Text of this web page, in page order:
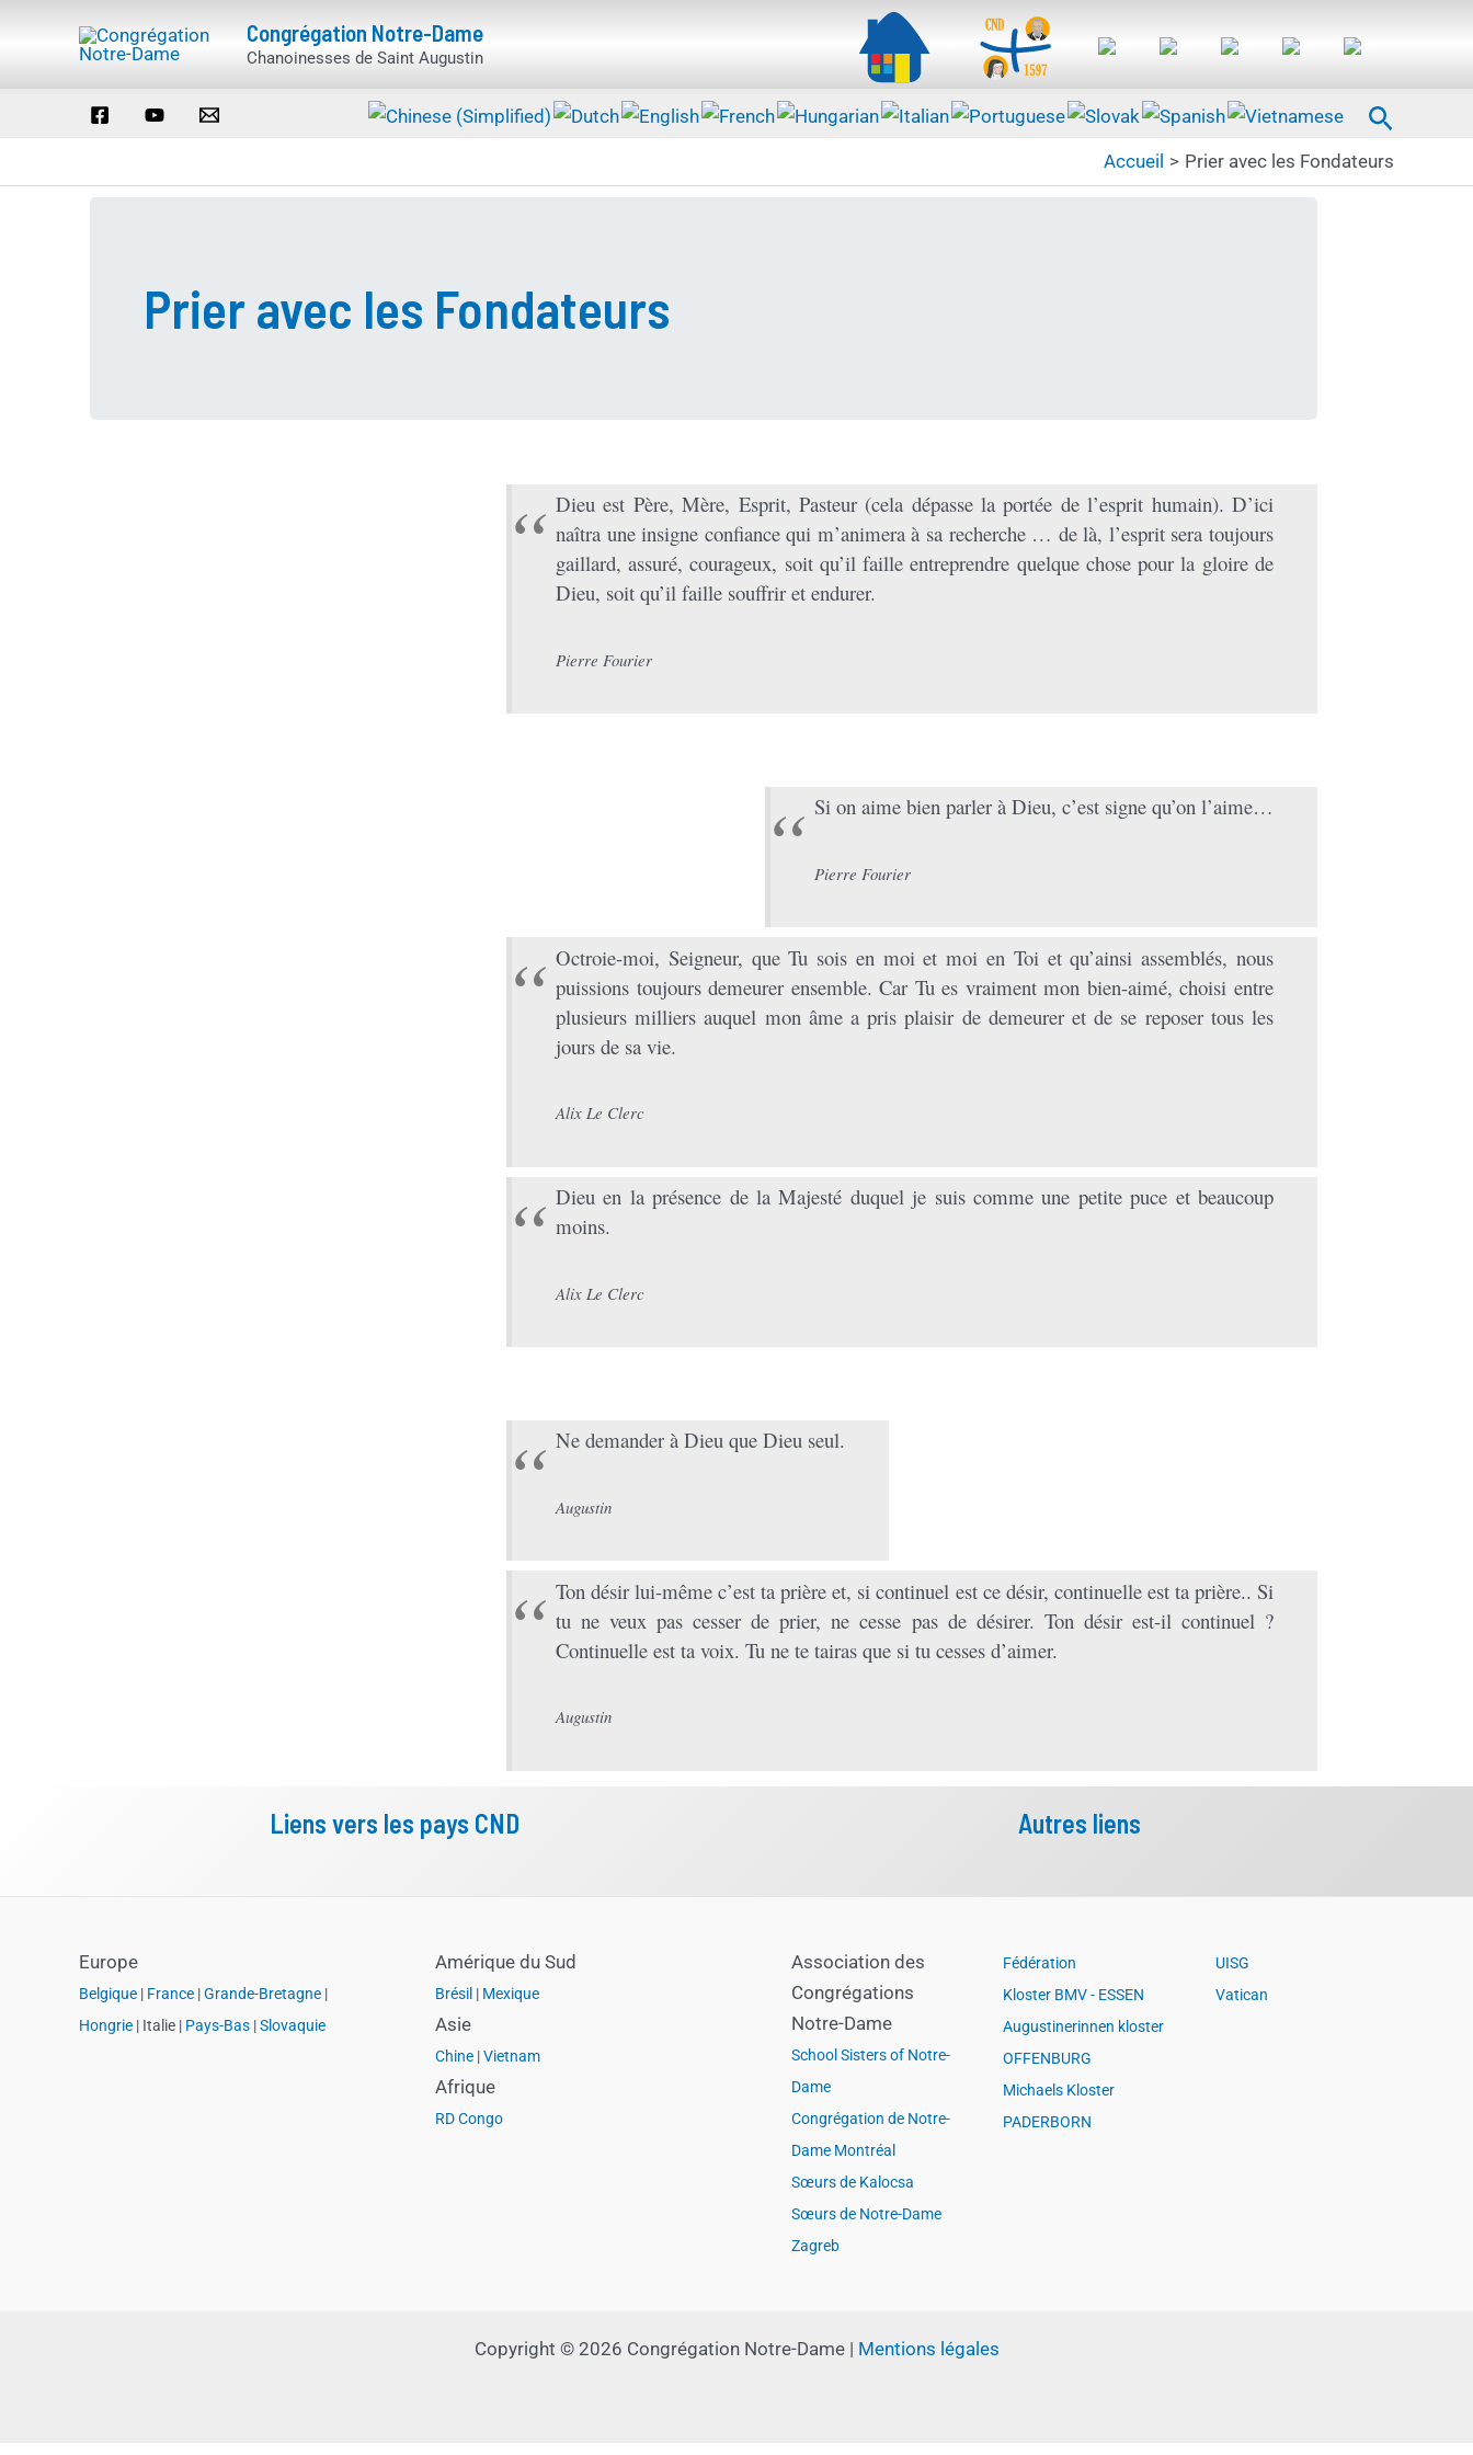
Congrégation Notre-Dame
Chanoinesses de Saint Augustin
Accueil Prier avec les Fondateurs
Prier avec les Fondateurs
Dieu est Père, Mère, Esprit, Pasteur (cela dépasse la portée de l’esprit humain). D’ici
naîtra une insigne confiance qui m’animera à sa recherche … de là, l’esprit sera toujours
gaillard, assuré, courageux, soit qu’il faille entreprendre quelque chose pour la gloire de
Dieu, soit qu’il faille souffrir et endurer.
Pierre Fourier
Si on aime bien parler à Dieu, c’est signe qu’on l’aime…
Pierre Fourier
Octroie-moi, Seigneur, que Tu sois en moi et moi en Toi et qu’ainsi assemblés, nous
puissions toujours demeurer ensemble. Car Tu es vraiment mon bien-aimé, choisi entre
plusieurs milliers auquel mon âme a pris plaisir de demeurer et de se reposer tous les
jours de sa vie.
Alix Le Clerc
Dieu en la présence de la Majesté duquel je suis comme une petite puce et beaucoup
moins.
Alix Le Clerc
Ne demander à Dieu que Dieu seul.
Augustin
Ton désir lui-même c’est ta prière et, si continuel est ce désir, continuelle est ta prière.. Si
tu ne veux pas cesser de prier, ne cesse pas de désirer. Ton désir est-il continuel ?
Continuelle est ta voix. Tu ne te tairas que si tu cesses d’aimer.
Augustin
Liens vers les pays CND Autres liens
Europe
Belgique | France |Grande-Bretagne |
Hongrie | Italie | Pays-Bas |Slovaquie
Amérique du Sud
Brésil | Mexique
Asie
Chine |Vietnam
Afrique
RD Congo
Association des
Congrégations
Notre-Dame
School Sisters of Notre-
Dame
Congrégation de Notre-
Dame Montréal
Sœurs de Kalocsa
Sœurs de Notre-Dame
Zagreb
Fédération
Kloster BMV - ESSEN
Augustinerinnen kloster
OFFENBURG
Michaels Kloster
PADERBORN
UISG
Vatican
Copyright © 2026 Congrégation Notre-Dame | Mentions légales